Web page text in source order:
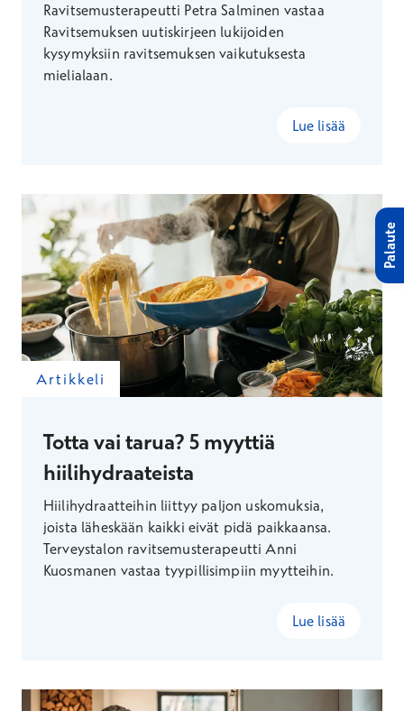
Ravitsemusterapeutti Petra Salminen vastaa
Ravitsemuksen uutiskirjeen lukijoiden
kysymyksiin ravitsemuksen vaikutuksesta
mielialaan.
Lue lisää
Artikkeli
Totta vai tarua? 5 myyttiä
hiilihydraateista
Hiilihydraatteihin liittyy paljon uskomuksia,
joista läheskään kaikki eivät pidä paikkaansa.
Terveystalon ravitsemusterapeutti Anni
Kuosmanen vastaa tyypillisimpiin myytteihin.
Lue lisää
Palaute